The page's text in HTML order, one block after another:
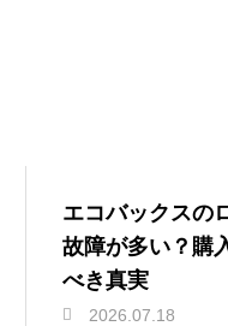
エコバックスの
故障が多い？購
べき真実
2026.07.18